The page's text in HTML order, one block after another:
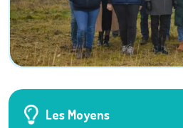
Les Moyens